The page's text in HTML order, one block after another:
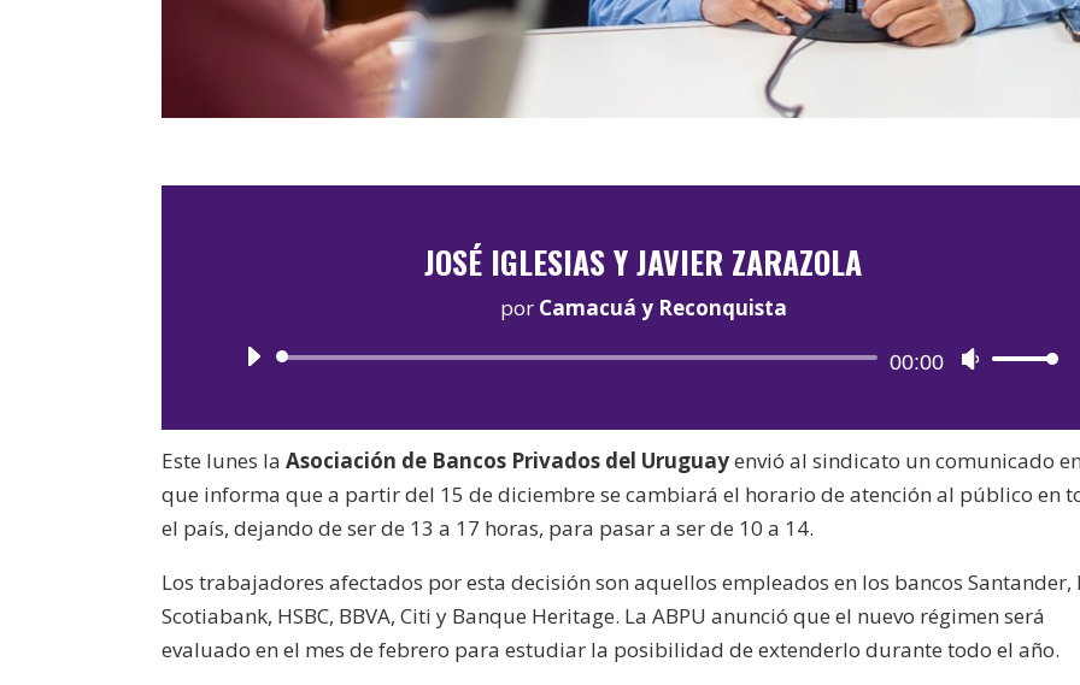
JOSÉ IGLESIAS Y JAVIER ZARAZOLA
por Camacuá y Reconquista
Reproductor
audio
00:00
Utiliza
teclas
de
flecha
aumentar
o
disminuir
Este lunes laAsociación de Bancos Privados del Uruguayenvió al sindicato un comunicado
que informa que a partir del 15 de diciembre se cambiará el horario de atención al público en
el país, dejando de ser de 13 a 17 horas, para pasar a ser de 10 a 14.
Los trabajadores afectados por esta decisión son aquellos empleados en los bancos Santander,
Scotiabank, HSBC, BBVA, Citi y Banque Heritage. La ABPU anunció que el nuevo régimen será
evaluado en el mes de febrero para estudiar la posibilidad de extenderlo durante todo el año.